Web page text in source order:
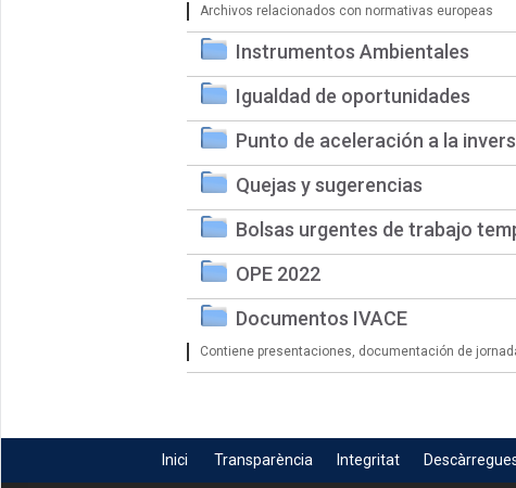
Archivos relacionados con normativas europeas
Instrumentos Ambientales
Igualdad de oportunidades
Punto de aceleración a la
Quejas y sugerencias
Bolsas urgentes de trabajo
OPE 2022
Documentos IVACE
Contiene presentaciones, documentación de
Inici Transparència Integritat